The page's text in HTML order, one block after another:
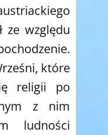
ze względu
które
religii po
z nim
ludności